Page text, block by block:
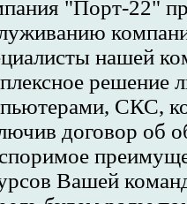
"Порт-22"
нашей
решение
СКС,
договор об
Вашей